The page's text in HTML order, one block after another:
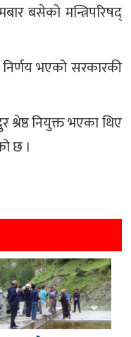
बसेको मन्त्रिपरिषद्
भएको सरकारकी
नियुक्त भएका थिए
छ ।